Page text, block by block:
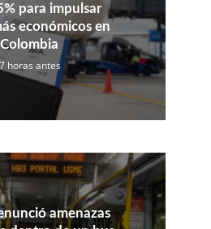
para impulsar
económicos en
Colombia
7 horas antes
amenazas